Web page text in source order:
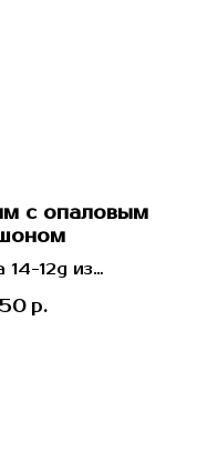
с опаловым
14-12g из
(США)
р.